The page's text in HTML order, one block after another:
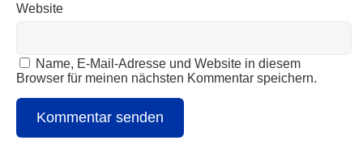
Website
Name, E-Mail-Adresse und Website in diesem
Browser für meinen nächsten Kommentar speichern.